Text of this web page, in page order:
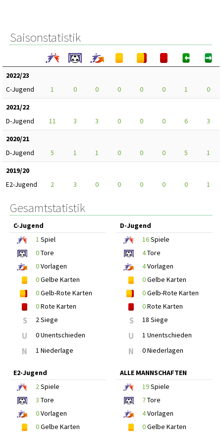
Saisonstatistik
2022/23
C-Jugend
1 0 0 0 0 0 1
0
2021/22
D-Jugend
11 3 3 0 0 0 6
3
2020/21
D-Jugend
5 1 1 0 0 0 5
1
2019/20
E2-Jugend
2 3 0 0 0 0 0 1
Gesamtstatistik
C-Jugend
1 Spiel
0Tore
0Vorlagen
0Gelbe Karten
0Gelb-Rote Karten
0Rote Karten
S 2 Siege
U 0 Unentschieden
N 1 Niederlage
D-Jugend
16Spiele
4Tore
4Vorlagen
0Gelbe Karten
0Gelb-Rote Karten
0Rote Karten
S 18 Siege
U 1 Unentschieden
N 0 Niederlagen
E2-Jugend
2Spiele
3 Tore
0Vorlagen
0Gelbe Karten
ALLE MANNSCHAFTEN
19Spiele
7Tore
4Vorlagen
0Gelbe Karten